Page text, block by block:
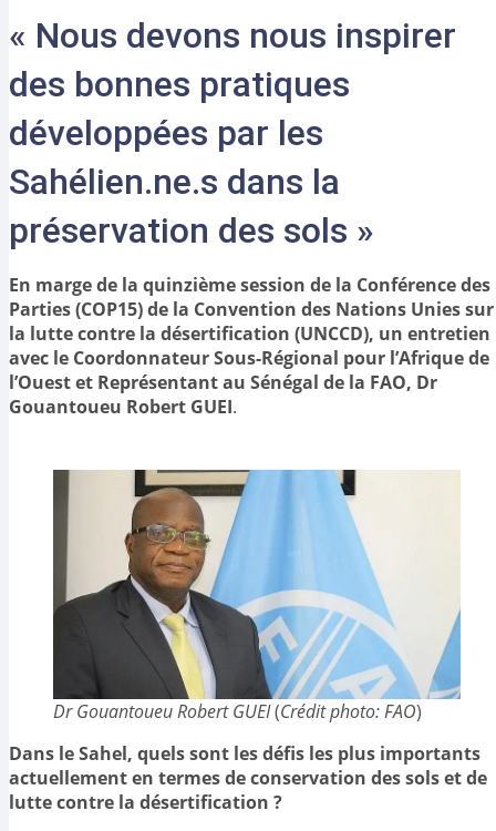
« Nous devons nous inspirer
des bonnes pratiques
développées par les
Sahélien.ne.s dans la
préservation des sols »
En marge de la quinzième session de la Conférence des
Parties (COP15) de la Convention des Nations Unies sur
la lutte contre la désertification (UNCCD), un entretien
avec le Coordonnateur Sous-Régional pour l’Afrique de
l’Ouest et Représentant au Sénégal de la FAO, Dr
Gouantoueu Robert GUEI.
Dr Gouantoueu Robert GUEI(Crédit photo: FAO)
Dans le Sahel, quels sont les défis les plus importants
actuellement en termes de conservation des sols et de
lutte contre la désertification ?